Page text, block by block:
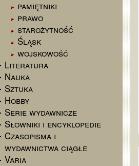
pamiętniki
prawo
starożytność
Śląsk
wojskowość
Literatura
Nauka
Sztuka
Hobby
Serie wydawnicze
Słowniki i encyklopedie
Czasopisma i
wydawnictwa ciągłe
Varia